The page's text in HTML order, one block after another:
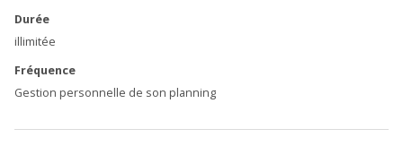
Durée
illimitée
Fréquence
Gestion personnelle de son planning